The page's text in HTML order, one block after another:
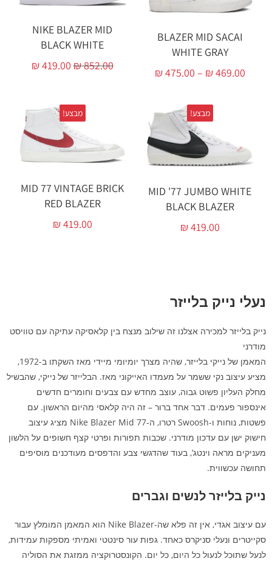
BLAZER MID SACAI
WHITE GRAY
₪469.00
–
₪475.00
NIKE BLAZER MID
BLACK WHITE
₪852.00
₪419.00
מבצע!
MID '77 JUMBO WHITE
BLACK BLAZER
₪419.00
מבצע!
MID 77 VINTAGE BRICK
RED BLAZER
₪419.00
נעלי נייק בלייזר
נייק בלייזר למכירה אצלנו זה שילוב מנצח בין קלאסיקה עתיקה עם טוויסט
מודרני
המאמן של נייקי בלייזר, שהיה מצרך יומיומי מיידי מאז השקתו ב-1972,
מציע עיצוב נקי ששמר על מעמדו האייקוני מאז. הבלייזר של נייקי, שהבשיל
מחלק העליון פשוט גבוה, עוצב מחדש עם צבעים וחומרים חדשים
אינספור פעמים. דבר אחד ברור – זה היה קלאסי מהיום הראשון. עם
פשטות, נוחות ו-Swoosh רטרו, ה-Nike Blazer Mid 77 מציג עיצוב
חישוק ישן עם עדכון מודרני. שכבות תפורות ופרטי קצף חשופים על הלשון
מעניקים מראה וינטג’, בעוד שהדגשי צבע והדפסים מעודכנים מוסיפים
תחושה עכשווית.
נייק בלייזר לנשים וגברים
עם עיצוב אגדי, אין זה פלא שה-Nike Blazer הוא המאמן המומלץ עבור
סקייטרים ונעלי סניקרס כאחד. גפות עור סינטטי ואמיתי מספקות עמידות,
לנעל שתוכל לנעול כל היום, כל יום. הקונסטרוקציה ממזגת את הסוליה